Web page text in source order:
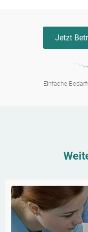
Jetzt
Einfache